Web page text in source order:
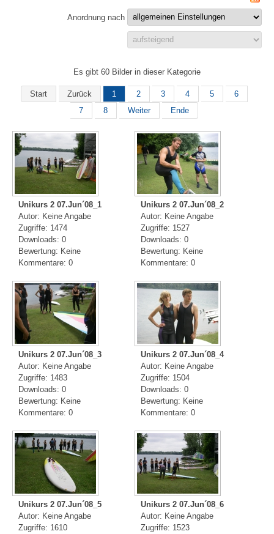
Anordnung nach
Es gibt 60 Bilder in dieser Kategorie
Start Zurück 1 2 3 4 5
6
7
8 Weiter Ende
Unikurs 2 07.Jun´08_1
Autor: Keine Angabe
Zugriffe: 1474
Downloads: 0
Bewertung: Keine
Kommentare: 0
Unikurs 2 07.Jun´08_2
Autor: Keine Angabe
Zugriffe: 1527
Downloads: 0
Bewertung: Keine
Kommentare: 0
Unikurs 2 07.Jun´08_3
Autor: Keine Angabe
Zugriffe: 1483
Downloads: 0
Bewertung: Keine
Kommentare: 0
Unikurs 2 07.Jun´08_4
Autor: Keine Angabe
Zugriffe: 1504
Downloads: 0
Bewertung: Keine
Kommentare: 0
Unikurs 2 07.Jun´08_5
Autor: Keine Angabe
Zugriffe: 1610
Unikurs 2 07.Jun´08_6
Autor: Keine Angabe
Zugriffe: 1523